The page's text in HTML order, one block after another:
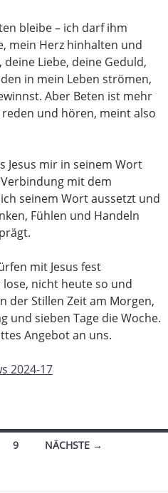
bleibe – ich darf ihm
mein Herz hinhalten und
Liebe, deine Geduld,
in mein Leben strömen,
Aber Beten ist mehr
und hören, meint also
Jesus mir in seinem Wort
mit dem
seinem Wort aussetzt und
Fühlen und Handeln
mit Jesus fest
nicht heute so und
der Stillen Zeit am Morgen,
und sieben Tage die Woche.
Angebot an uns.
2024-17
9 NÄCHSTE →